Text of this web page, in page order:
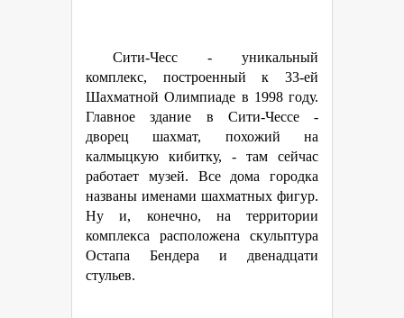
Сити-Чесс - уникальный
комплекс, построенный к 33-ей
Шахматной Олимпиаде в 1998 году.
Главное здание в Сити-Чессе -
дворец шахмат, похожий на
калмыцкую кибитку, - там сейчас
работает музей. Все дома городка
названы именами шахматных фигур.
Ну и, конечно, на территории
комплекса расположена скульптура
Остапа Бендера и двенадцати
стульев.